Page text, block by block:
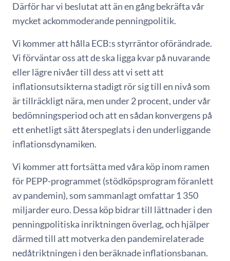
Därför har vi beslutat att än en gång bekräfta vår
mycket ackommoderande penningpolitik.
Vi kommer att hålla ECB:s styrräntor oförändrade.
Vi förväntar oss att de ska ligga kvar på nuvarande
eller lägre nivåer till dess att vi sett att
inflationsutsikterna stadigt rör sig till en nivå som
är tillräckligt nära, men under 2 procent, under vår
bedömningsperiod och att en sådan konvergens på
ett enhetligt sätt återspeglats i den underliggande
inflationsdynamiken.
Vi kommer att fortsätta med våra köp inom ramen
för PEPP-programmet (stödköpsprogram föranlett
av pandemin), som sammanlagt omfattar 1 350
miljarder euro. Dessa köp bidrar till lättnader i den
penningpolitiska inriktningen överlag, och hjälper
därmed till att motverka den pandemirelaterade
nedåtriktningen i den beräknade inflationsbanan.